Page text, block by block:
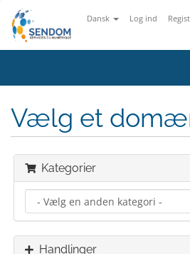
Dansk Log ind
Vælg et
Kategorier
Handlinger